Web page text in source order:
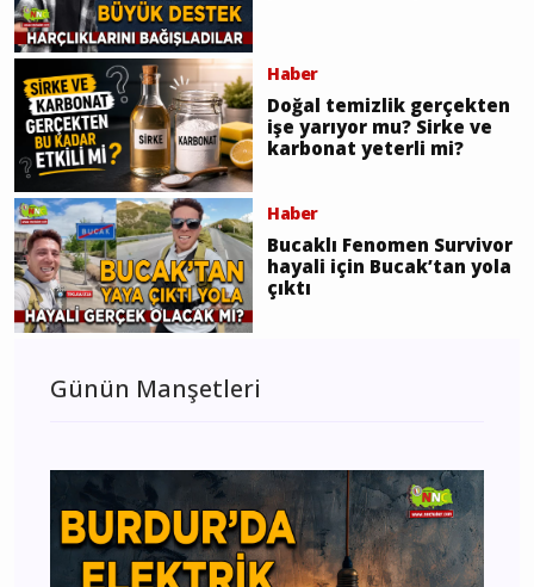
Haber
Doğal temizlik gerçekten
işe yarıyor mu? Sirke ve
karbonat yeterli mi?
Haber
Bucaklı Fenomen Survivor
hayali için Bucak’tan yola
çıktı
Günün Manşetleri